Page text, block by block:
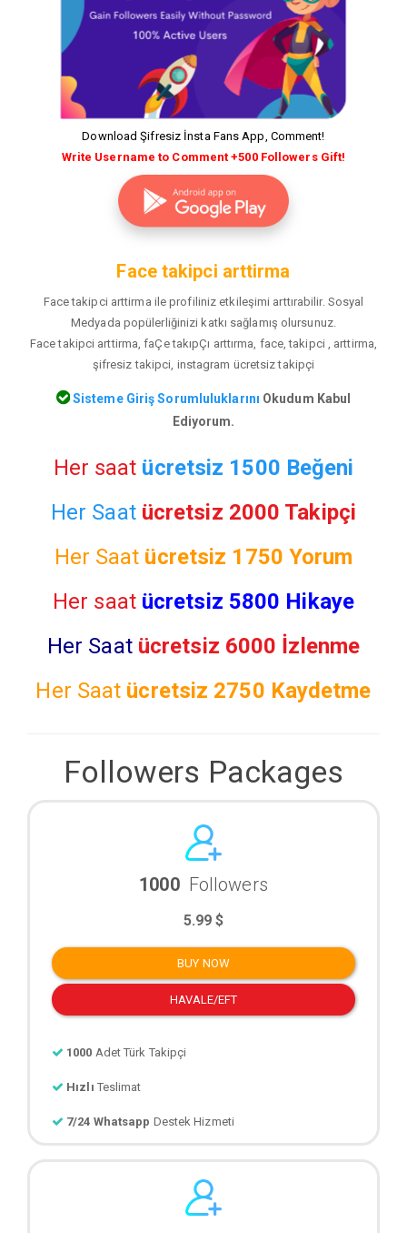
Download Şifresiz İnsta Fans App, Comment!
Write Username to Comment +500 Followers Gift!
Face takipci arttirma
Face takipci arttirma ile profiliniz etkileşimi arttırabilir. Sosyal
Medyada popülerliğinizi katkı sağlamış olursunuz.
Face takipci arttirma, faÇe takıpÇı arttırma, face, takipci , arttirma,
şifresiz takipci, instagram ücretsiz takipçi
Sisteme Giriş Sorumluluklarını Okudum Kabul
Ediyorum.
Her saat ücretsiz 1500 Beğeni
Her Saat ücretsiz 2000 Takipçi
Her Saat ücretsiz 1750 Yorum
Her saat ücretsiz 5800 Hikaye
Her Saat ücretsiz 6000 İzlenme
Her Saat ücretsiz 2750 Kaydetme
Followers Packages
1000 Followers
5.99 $
BUY NOW
HAVALE/EFT
1000 Adet Türk Takipçi
Hızlı Teslimat
7/24 Whatsapp Destek Hizmeti